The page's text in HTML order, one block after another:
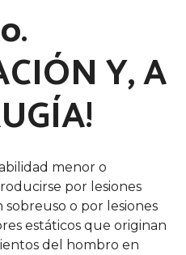
Y, A
menor o
por lesiones
sobreuso o por lesiones
estáticos que originan
del hombro en